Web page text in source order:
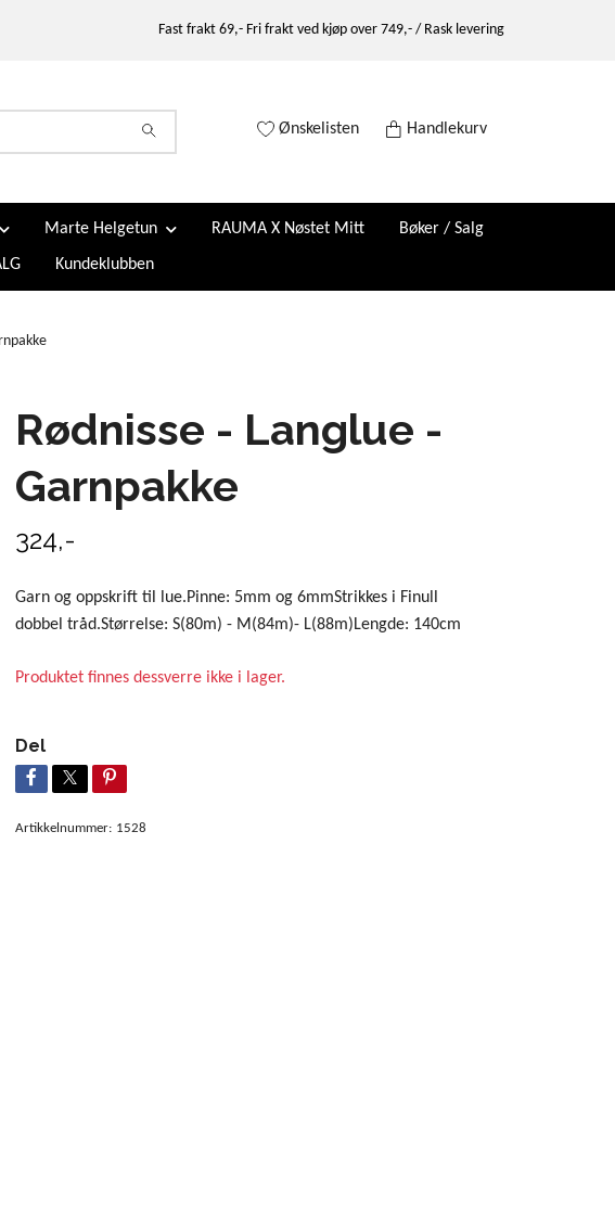
Fast frakt 69,- Fri frakt ved kjøp over 749,- / Rask levering
Ønskelisten Handlekurv
Marte Helgetun RAUMA X Nøstet Mitt Bøker / Salg
Kundeklubben
Rødnisse - Langlue -
Garnpakke
324,-
Garn og oppskrift til lue.Pinne: 5mm og 6mmStrikkes i Finull
dobbel tråd.Størrelse: S(80m) - M(84m)- L(88m)Lengde: 140cm
Produktet finnes dessverre ikke i lager.
Del
Artikkelnummer: 1528